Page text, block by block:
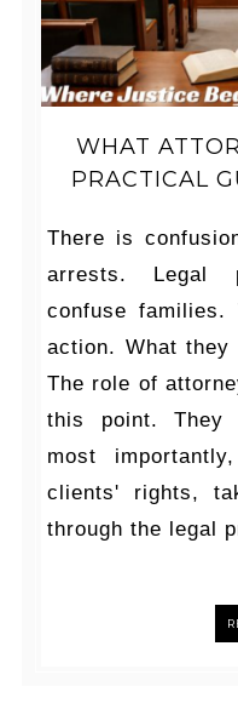
WHAT
PRACTICAL
There is
arrests. Legal
confuse families.
action. What
The role of
this point. They
most
clients' rights,
through the legal